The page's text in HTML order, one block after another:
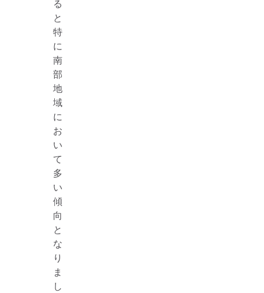
る
と
特
に
南
部
地
域
に
お
い
て
多
い
傾
向
と
な
り
ま
し